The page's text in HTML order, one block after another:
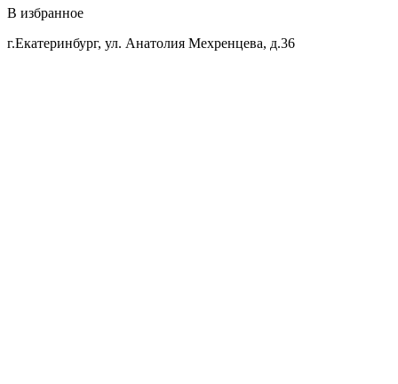
В избранное
г.Екатеринбург, ул. Анатолия Мехренцева, д.36